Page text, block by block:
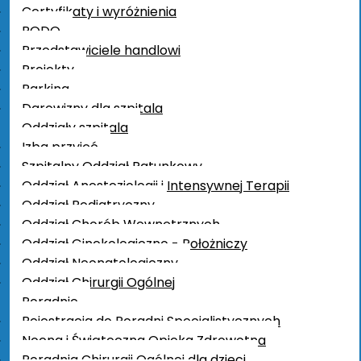
Certyfikaty i wyróżnienia
RODO
Przedstawiciele handlowi
Projekty
Parking
Darowizny dla szpitala
Oddziały szpitala
Izba przyjęć
Szpitalny Oddział Ratunkowy
Oddział Anestezjologii i Intensywnej Terapii
Oddział Pediatryczny
Oddział Chorób Wewnętrznych
Oddział Ginekologiczno - Położniczy
Oddział Neonatologiczny
Oddział Chirurgii Ogólnej
Poradnie
Rejestracja do Poradni Specjalistycznych
Nocna i Świąteczna Opieka Zdrowotna